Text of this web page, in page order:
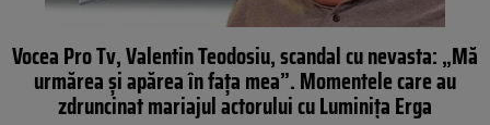
Vocea Pro Tv, Valentin Teodosiu, scandal cu nevasta: „Mă
urmărea și apărea în fața mea”. Momentele care au
zdruncinat mariajul actorului cu Luminița Erga